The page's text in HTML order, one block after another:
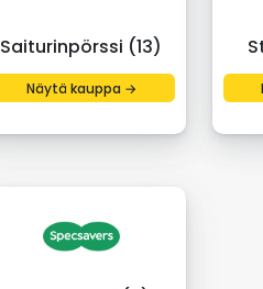
Saiturinpörssi (13)
Näytä kauppa →